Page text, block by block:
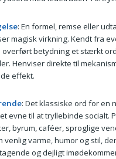
: En formel, remse eller
magisk virkning. Kendt fra
overført betydning et stærkt
Henviser direkte til
effekt.
: Det klassiske ord for en
evne til at tryllebinde socialt.
byrum, caféer, sproglige
venlig varme, humor og stil,
og dejligt